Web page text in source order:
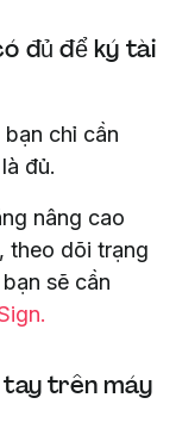
đủ để ký tài
chỉ cần
đủ.
nâng cao
theo dõi trạng
sẽ cần
tay trên máy